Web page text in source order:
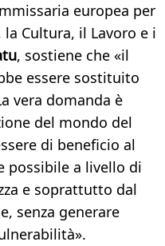
europea per
Cultura, il Lavoro e i
, sostiene che «il
essere sostituito
vera domanda è
del mondo del
di beneficio al
possibile a livello di
e soprattutto dal
senza generare